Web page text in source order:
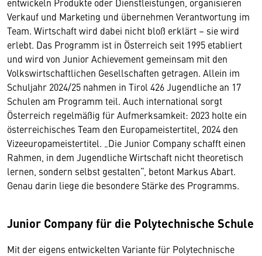
Verkauf und Marketing und übernehmen Verantwortung im
Team. Wirtschaft wird dabei nicht bloß erklärt – sie wird
erlebt. Das Programm ist in Österreich seit 1995 etabliert
und wird von Junior Achievement gemeinsam mit den
Volkswirtschaftlichen Gesellschaften getragen. Allein im
Schuljahr 2024/25 nahmen in Tirol 426 Jugendliche an 17
Schulen am Programm teil. Auch international sorgt
Österreich regelmäßig für Aufmerksamkeit: 2023 holte ein
österreichisches Team den Europameistertitel, 2024 den
Vizeeuropameistertitel. „Die Junior Company schafft einen
Rahmen, in dem Jugendliche Wirtschaft nicht theoretisch
lernen, sondern selbst gestalten“, betont Markus Abart.
Genau darin liege die besondere Stärke des Programms.
Junior Company für die Polytechnische Schule
Mit der eigens entwickelten Variante für Polytechnische